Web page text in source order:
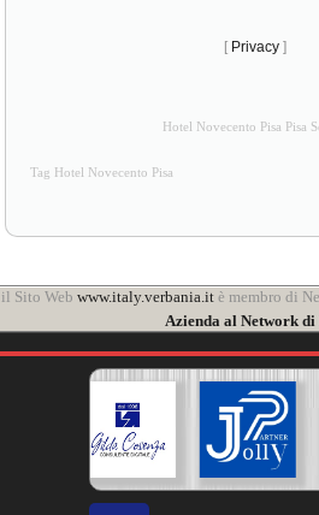
[ Privacy ]
Hotel Novecento Pisa Pisa
Tag Hotel Novecento Pisa
il Sito Web www.italy.verbania.it è membro di
Azienda al Network